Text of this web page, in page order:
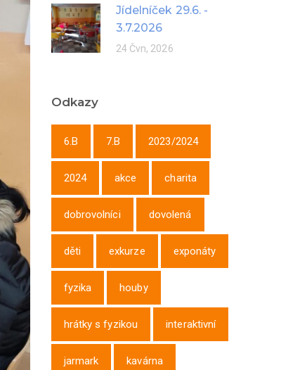
Jídelníček 29.6. -
3.7.2026
24 Čvn, 2026
Odkazy
6.B 7.B 2023/2024
2024 akce charita
dobrovolníci dovolená
děti exkurze exponáty
fyzika houby
hrátky s fyzikou interaktivní
jarmark kavárna